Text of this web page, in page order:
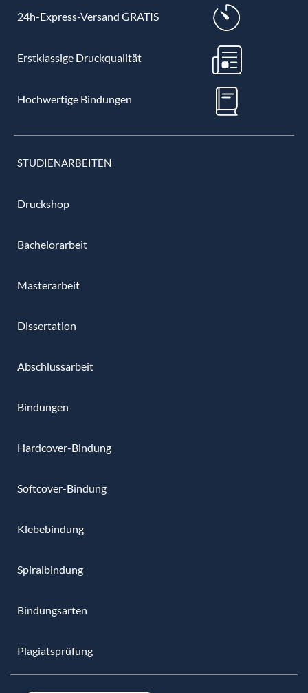
24h-Express-Versand GRATIS
Erstklassige Druckqualität
Hochwertige Bindungen
STUDIENARBEITEN
Druckshop
Bachelorarbeit
Masterarbeit
Dissertation
Abschlussarbeit
Bindungen
Hardcover-Bindung
Softcover-Bindung
Klebebindung
Spiralbindung
Bindungsarten
Plagiatsprüfung